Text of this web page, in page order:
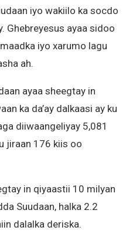
iyo wakiilo ka socdo
Ghebreyesus ayaa sidoo
iyo xarumo lagu
ah.
ayaa sheegtay in
ka da’ay dalkaasi ay ku
diiwaangeliyay 5,081
jiraan 176 kiis oo
in qiyaastii 10 milyan
Suudaan, halka 2.2
dalalka deriska.